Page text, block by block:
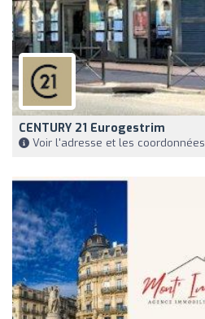
CENTURY 21 Eurogestrim
Voir l'adresse et les coordonnées